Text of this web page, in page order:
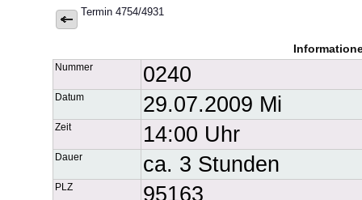
Termin 4754/4931
Nummer 0240
Datum 29.07.2009 Mi
Zeit 14:00 Uhr
Dauer ca. 3 Stunden
PLZ 95163